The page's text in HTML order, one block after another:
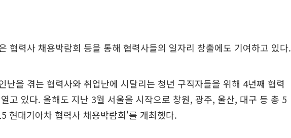
협력사 채용박람회 등을 통해 협력사들의 일자리 창출에도 기여하고 있다.
난을 겪는 협력사와 취업난에 시달리는 청년 구직자들을 위해 4년째 협력
고 있다. 올해도 지난 3월 서울을 시작으로 창원, 광주, 울산, 대구 등 총 5
현대기아차 협력사 채용박람회'를 개최했다.